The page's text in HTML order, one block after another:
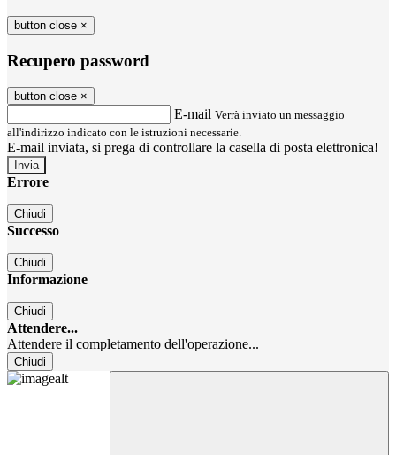
button close ×
Recupero password
button close ×
E-mail Verrà inviato un messaggio
all'indirizzo indicato con le istruzioni necessarie.
E-mail inviata, si prega di controllare la casella di posta elettronica!
Errore
Chiudi
Successo
Chiudi
Informazione
Chiudi
Attendere...
Attendere il completamento dell'operazione...
Chiudi